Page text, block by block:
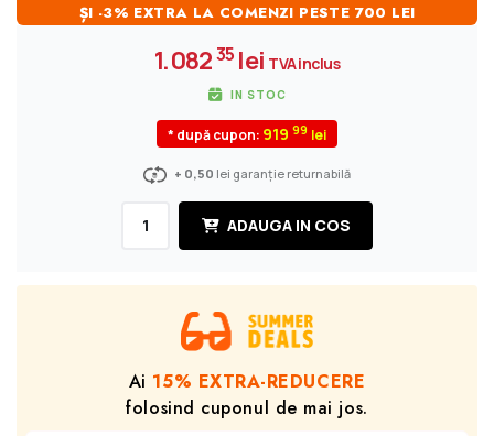
ȘI -3% EXTRA LA COMENZI PESTE 700 LEI
1.08235 lei TVA inclus
IN STOC
* după cupon: 919 99
+ 0,50 lei garanție returnabilă
ADAUGA IN COS
Ai 15% EXTRA-REDUCERE
folosind cuponul de mai jos.